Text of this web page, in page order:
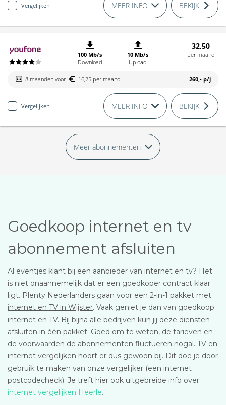
Vergelijken MEER INFO BEKIJK
100 Mb/s
Download
10 Mb/s
Upload
32,50
per maand
8 maanden voor 16,25 per maand 260,- p/j
Vergelijken MEER INFO BEKIJK
Meer abonnementen
Goedkoop internet en tv
abonnement afsluiten
Al eventjes klant bij een aanbieder van internet en tv? Het
is niet onaannemelijk dat er een goedkoper contract klaar
ligt. Plenty Nederlanders gaan voor een 2-in-1 pakket met
internet en TV in Wijster. Vaak geniet je dan van goedkoop
internet en TV. Bij bijna alle bedrijven kun jij deze diensten
afsluiten in één pakket. Goed om te weten, de tarieven en
de voorwaarden de abonnementen fluctueren nogal. TV en
internet vergelijken hoort er dus gewoon bij. Dit doe je door
gebruik te maken van onze vergelijker (een internet
postcodecheck). Je treft hier ook uitgebreide info over
internet vergelijken Heerle.